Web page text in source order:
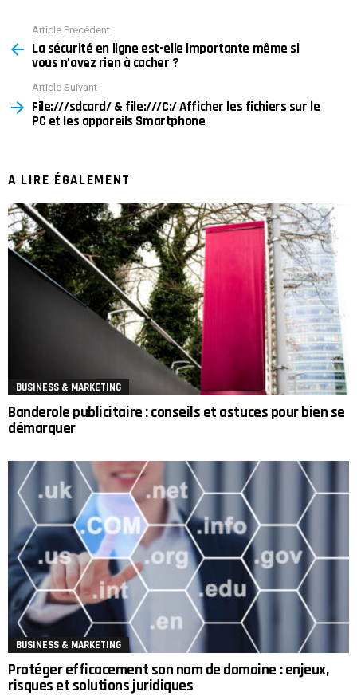
more
Article Précédent
La sécurité en ligne est-elle importante même si
vous n’avez rien à cacher ?
Article Suivant
File:///sdcard/ & file:///C:/ Afficher les fichiers sur le
PC et les appareils Smartphone
A LIRE ÉGALEMENT
BUSINESS & MARKETING
Banderole publicitaire : conseils et astuces pour bien se
démarquer
BUSINESS & MARKETING
Protéger efficacement son nom de domaine : enjeux,
risques et solutions juridiques